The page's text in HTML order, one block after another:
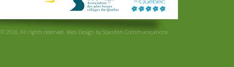
© 2026 All rights reserved. Web Design by Standish Communications